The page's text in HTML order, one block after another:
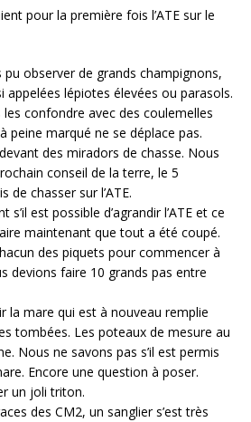
pour la première fois l’ATE sur le
observer de grands champignons,
appelées lépiotes élevées ou parasols.
confondre avec des coulemelles
peine marqué ne se déplace pas.
des miradors de chasse. Nous
conseil de la terre, le 5
de chasser sur l’ATE.
est possible d’agrandir l’ATE et ce
maintenant que tout a été coupé.
des piquets pour commencer à
devions faire 10 grands pas entre
la mare qui est à nouveau remplie
tombées. Les poteaux de mesure au
Nous ne savons pas s’il est permis
Encore une question à poser.
un joli triton.
des CM2, un sanglier s’est très